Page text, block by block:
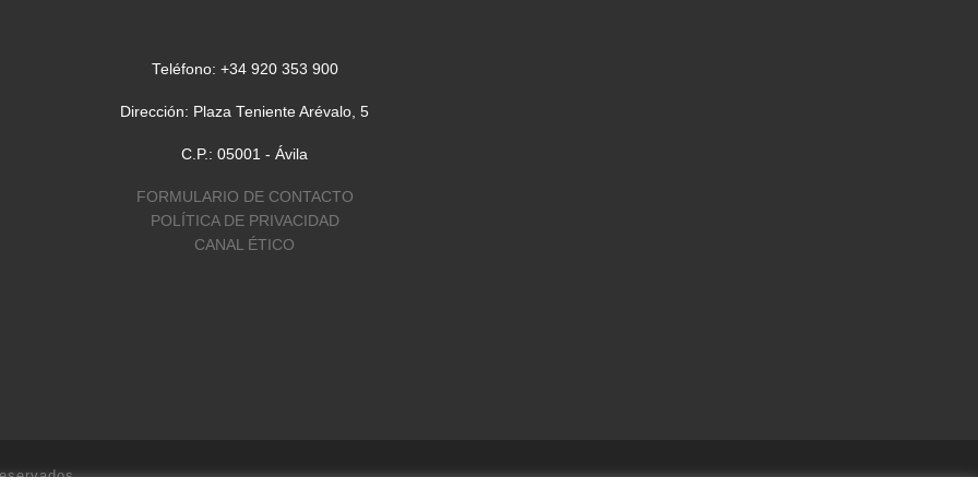
Teléfono: +34 920 353 900
Dirección: Plaza Teniente Arévalo, 5
C.P.: 05001 - Ávila
FORMULARIO DE CONTACTO
POLÍTICA DE PRIVACIDAD
CANAL ÉTICO